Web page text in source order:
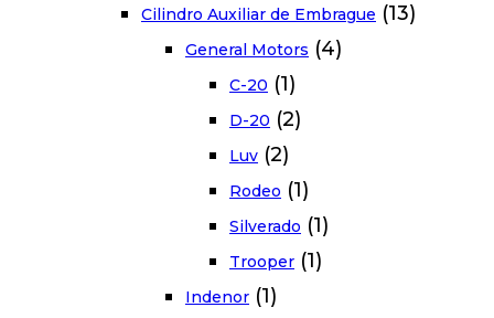
Cilindro Auxiliar de Embrague (13)
General Motors (4)
C-20 (1)
D-20 (2)
Luv (2)
Rodeo (1)
Silverado (1)
Trooper (1)
Indenor (1)